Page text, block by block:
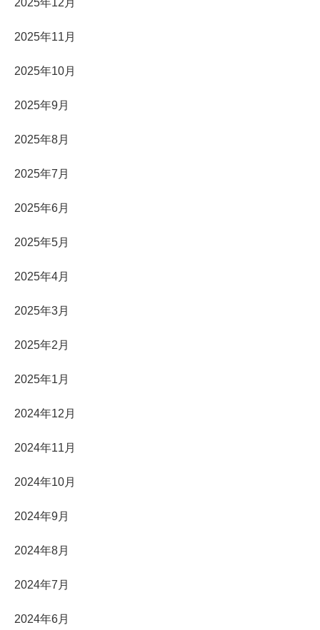
2025年12月
2025年11月
2025年10月
2025年9月
2025年8月
2025年7月
2025年6月
2025年5月
2025年4月
2025年3月
2025年2月
2025年1月
2024年12月
2024年11月
2024年10月
2024年9月
2024年8月
2024年7月
2024年6月